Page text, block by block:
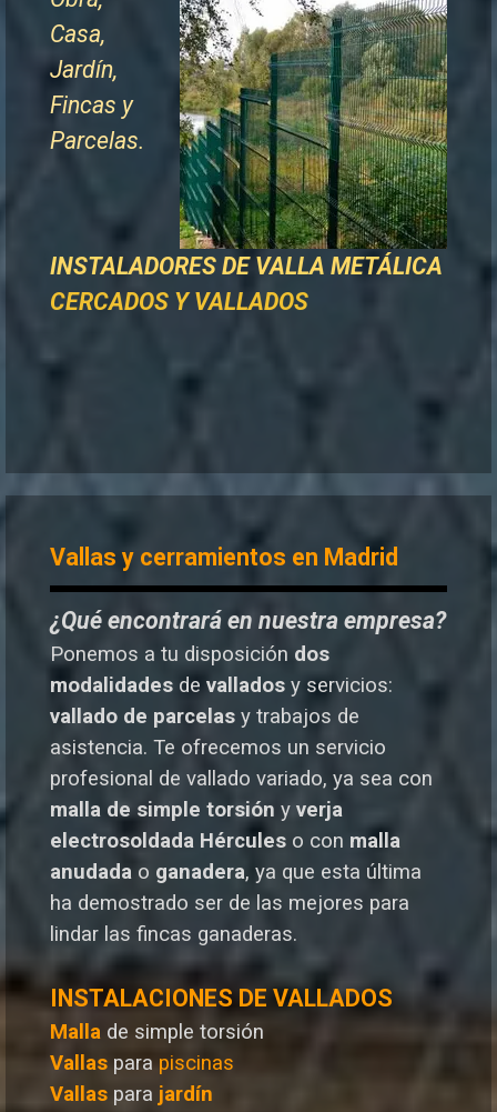
Casa,
Jardín,
Fincas y
Parcelas.
INSTALADORES DE VALLA METÁLICA
CERCADOS Y VALLADOS
Vallas y cerramientos en Madrid
¿Qué encontrará en nuestra empresa?
Ponemos a tu disposición dos
modalidades de vallados y servicios:
vallado de parcelas y trabajos de
asistencia. Te ofrecemos un servicio
profesional de vallado variado, ya sea con
malla de simple torsión y verja
electrosoldada Hércules o con malla
anudada o ganadera, ya que esta última
ha demostrado ser de las mejores para
lindar las fincas ganaderas.
INSTALACIONES DE VALLADOS
Malla de simple torsión
Vallas para piscinas
Vallas para jardín